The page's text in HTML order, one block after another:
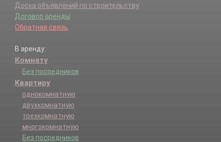
Уваровский р-н.
Уметский р-н.
Доска объявлений по строительству
Договор аренды
Обратная связь
В аренду:
Комнату
Без посредников
Квартиру
однокомнатную
двухкомнатную
трехкомнатную
многокомнатную
Без посредников